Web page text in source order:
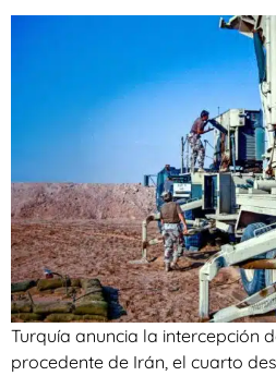
Turquía anuncia la intercepción
procedente de Irán, el cuarto